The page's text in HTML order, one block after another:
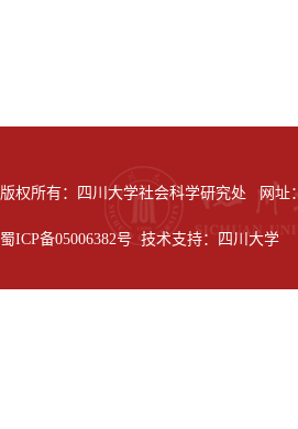
版权所有：四川大学社会科学研究处 网址：
蜀ICP备05006382号 技术支持：四川大学